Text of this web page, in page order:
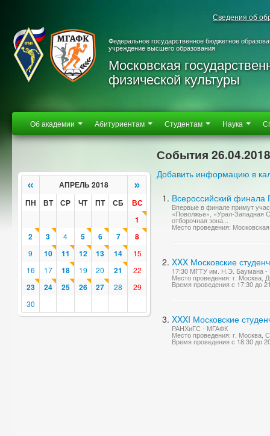
Сведения об
Федеральное государственное бюджетное
учреждение высшего образования
Московская
физической культуры
Об академии Абитуриентам Студентам Наука
« АПРЕЛЬ 2018 »
ПН ВТ СР ЧТ ПТ СБ
ВС
1
2
3 4 5 6 7 8
9 10 11 12 13 14
15
16
17 18 19 20 21 22
23 24 25 26 27 28
29
30
События 26.04.2018
Добавить информацию в
Всероссийский
Впервые в финале примут
«Поволжье», «Урал-Западная
отборочная зона...
Место проведения:
XXX Московские
17:30 МГТУ им. Н.Э. Баумана
Место проведения: г.
Время проведения с 17:30 до
XXXI Московские
РАНХиГС - МГАФК
Место проведения: г. Москва,
Время проведения с 18:30 до